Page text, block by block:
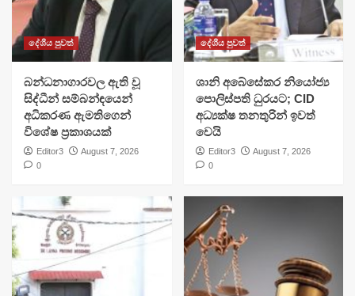
දේශීය පුවත්
බන්ධනාගාරවල ඇති වූ
සිද්ධීන් සම්බන්ඳයෙන්
අධිකරණ ඇමතිගෙන්
විශේෂ ප්‍රකාශයක්
Editor3
August 7, 2026
0
දේශීය පුවත්
ශානි අබේසේකර නියෝජ්‍ය
පොලිස්පති ධුරයට; CID
අධ්‍යක්ෂ තනතුරින් ඉවත්
වෙයි
Editor3
August 7, 2026
0